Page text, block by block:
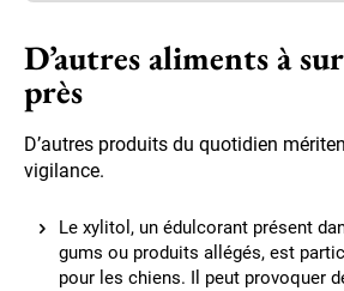
D’autres aliments à
près
D’autres produits du quotidien
vigilance.
Le xylitol, un édulcorant présent
gums ou produits allégés, est
pour les chiens. Il peut provoquer